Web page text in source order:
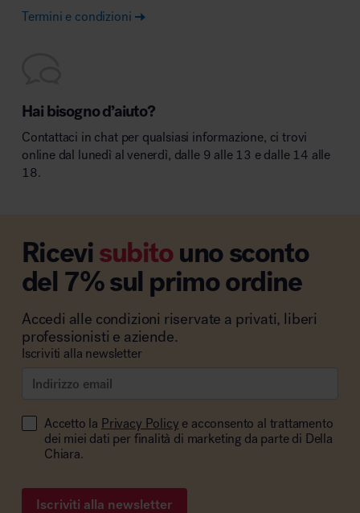
Termini e condizioni
Hai bisogno d’aiuto?
Contattaci in chat per qualsiasi informazione, ci trovi
online dal lunedì al venerdì, dalle 9 alle 13 e dalle 14 alle
18.
Ricevisubitouno sconto
del 7% sul primo ordine
Accedi alle condizioni riservate a privati, liberi
professionisti e aziende.
Iscriviti alla newsletter
Accetto la Privacy Policy e acconsento al trattamento
dei miei dati per finalità di marketing da parte di Della
Chiara.
Iscriviti alla newsletter